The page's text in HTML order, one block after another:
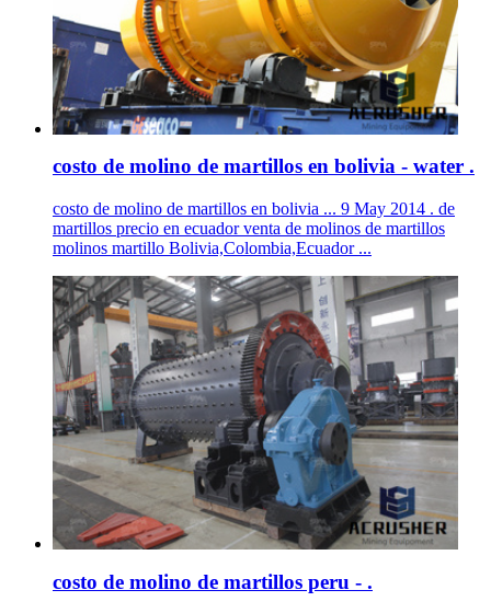
costo de molino de martillos en bolivia - water .
costo de molino de martillos en bolivia ... 9 May 2014 . de
martillos precio en ecuador venta de molinos de martillos
molinos martillo Bolivia,Colombia,Ecuador ...
costo de molino de martillos peru - .